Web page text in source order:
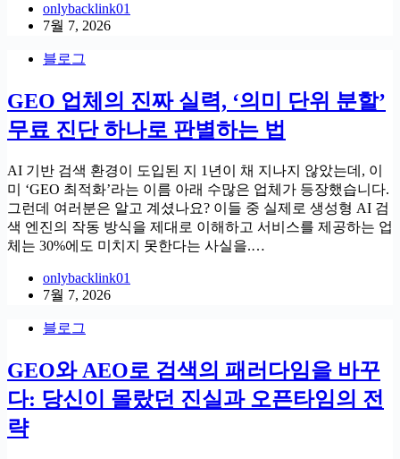
onlybacklink01
7월 7, 2026
블로그
GEO 업체의 진짜 실력, ‘의미 단위 분할’
무료 진단 하나로 판별하는 법
AI 기반 검색 환경이 도입된 지 1년이 채 지나지 않았는데, 이
미 ‘GEO 최적화’라는 이름 아래 수많은 업체가 등장했습니다.
그런데 여러분은 알고 계셨나요? 이들 중 실제로 생성형 AI 검
색 엔진의 작동 방식을 제대로 이해하고 서비스를 제공하는 업
체는 30%에도 미치지 못한다는 사실을.…
onlybacklink01
7월 7, 2026
블로그
GEO와 AEO로 검색의 패러다임을 바꾸
다: 당신이 몰랐던 진실과 오픈타임의 전
략